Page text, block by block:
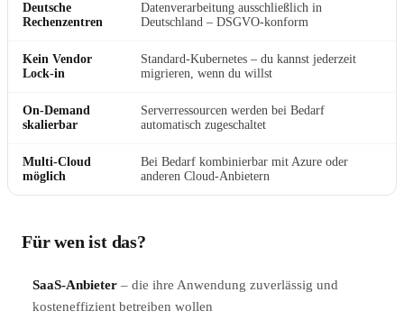
Deutsche
Rechenzentren
Datenverarbeitung ausschließlich in
Deutschland – DSGVO-konform
Kein Vendor
Lock-in
Standard-Kubernetes – du kannst jederzeit
migrieren, wenn du willst
On-Demand
skalierbar
Serverressourcen werden bei Bedarf
automatisch zugeschaltet
Multi-Cloud
möglich
Bei Bedarf kombinierbar mit Azure oder
anderen Cloud-Anbietern
Für wen ist das?
SaaS-Anbieter – die ihre Anwendung zuverlässig und
kosteneffizient betreiben wollen